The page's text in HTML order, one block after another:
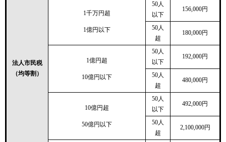
法人市民税
（均等割）
1千万円超
1億円以下
50人
以下
156,000円
50人
超
180,000円
1億円超
10億円以下
50人
以下
192,000円
50人
超
480,000円
10億円超
50億円以下
50人
以下
492,000円
50人
超
2,100,000円